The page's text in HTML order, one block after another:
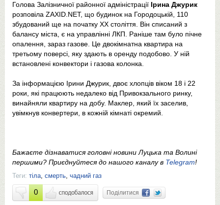
Голова Залізничної районної адміністрації Ірина Джурик
розповіла ZAXID.NET, що будинок на Городоцькій, 110
збудований ще на початку XX століття. Він списаний з
балансу міста, є на управлінні ЛКП. Раніше там було пічне
опалення, зараз газове. Це двокімнатна квартира на
третьому поверсі, яку здають в оренду подобово. У ній
встановлені конвектори і газова колонка.
За інформацією Ірини Джурик, двоє хлопців віком 18 і 22
роки, які працюють недалеко від Привокзального ринку,
винайняли квартиру на добу. Маклер, який їх заселив,
увімкнув конвертери, в кожній кімнаті окремий.
Бажаєте дізнаватися головні новини Луцька та Волині
першими? Приєднуйтеся до нашого каналу в Telegram!
Теги: тіла, смерть, чадний газ
0 Поділитися